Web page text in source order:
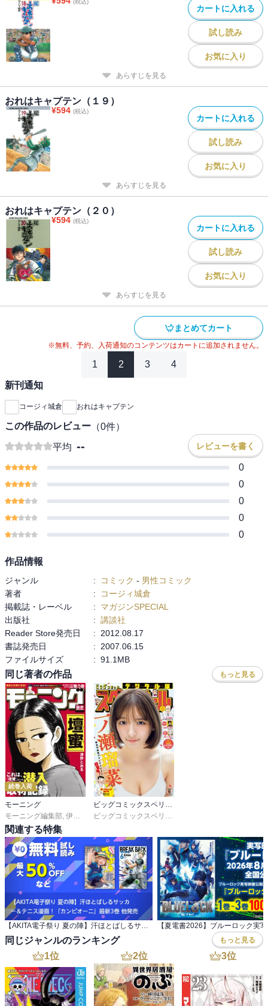
(税込)
カートに入れる
試し読み
お気に入り
あらすじを見る
おれはキャプテン（１９）
¥594 (税込)
カートに入れる
試し読み
お気に入り
あらすじを見る
おれはキャプテン（２０）
¥594 (税込)
カートに入れる
試し読み
お気に入り
あらすじを見る
まとめてカート
※無料、予約、入荷通知のコンテンツはカートに追加されません。
1 2 3 4
新刊通知
コージィ城倉 おれはキャプテン
この作品のレビュー （0件）
平均 -- レビューを書く
0
0
0
0
0
作品情報
ジャンル : コミック - 男性コミック
著者
:
コージィ城倉
掲載誌・レーベル
:
マガジンSPECIAL
出版社
: 講談社
Reader Store発売日
:
2012.08.17
書誌発売日
:
2007.06.15
ファイルサイズ
: 91.1MB
同じ著者の作品 もっと見る
続巻入荷
モーニング
モーニング編集部, 伊咲智太 ,オオイシヒロト,森高夕次
ビッグコミックスペリオール
ビッグコミックスペリオール編集部
関連する特集
【AKITA電子祭り 夏の陣】汗ほとばしるサッカ ー＆テニス漫画！「カンピオーニ」最新3巻 他発売
同じジャンルのランキング もっと見る
1位 2位 3位